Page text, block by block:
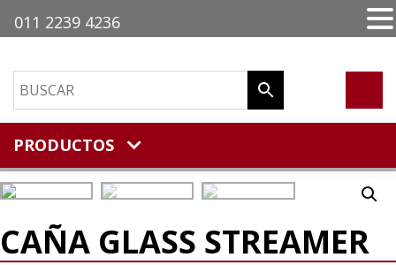
PRODUCTOS
CAÑA GLASS STREAMER
011 2239 4236